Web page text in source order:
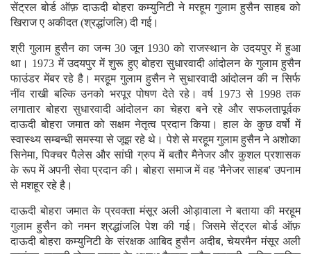
सेंट्रल बोर्ड ऑफ़ दाऊदी बोहरा कम्युनिटी ने मरहूम गुलाम हुसैन साहब को
खिराज ए अकीदत (श्रद्धांजलि) दी गई।
श्री गुलाम हुसैन का जन्म 30 जून 1930 को राजस्थान के उदयपुर में हुआ
था। 1973 में उदयपुर में शुरू हुए बोहरा सुधारवादी आंदोलन के गुलाम हुसैन
फाउंडर मेंबर रहे है। मरहूम गुलाम हुसैन ने सुधारवादी आंदोलन की न सिर्फ
नींव राखी बल्कि उनको भरपूर पोषण देते रहे। वर्ष 1973 से 1998 तक
लगातार बोहरा सुधारवादी आंदोलन का चेहरा बने रहे और सफलतापूर्वक
दाऊदी बोहरा जमात को सक्षम नेतृत्व प्रदान किया। हाल के कुछ वर्षो में
स्वास्थ्य सम्बन्धी समस्या से जूझ रहे थे। पेशे से मरहूम गुलाम हुसैन ने अशोका
सिनेमा, पिक्चर पैलेस और सांघी ग्रुप में बतौर मैनेजर और कुशल प्रशासक
के रूप में अपनी सेवा प्रदान की। बोहरा समाज में वह 'मैनेजर साहब' उपनाम
से मशहूर रहे है।
दाऊदी बोहरा जमात के प्रवक्ता मंसूर अली ओड़ावाला ने बताया की मरहूम
गुलाम हुसैन को नमन श्रद्धांजलि पेश की गई। जिसमे सेंट्रल बोर्ड ऑफ़
दाऊदी बोहरा कम्युनिटी के संरक्षक आबिद हुसैन अदीब, चेयरमैन मंसूर अली